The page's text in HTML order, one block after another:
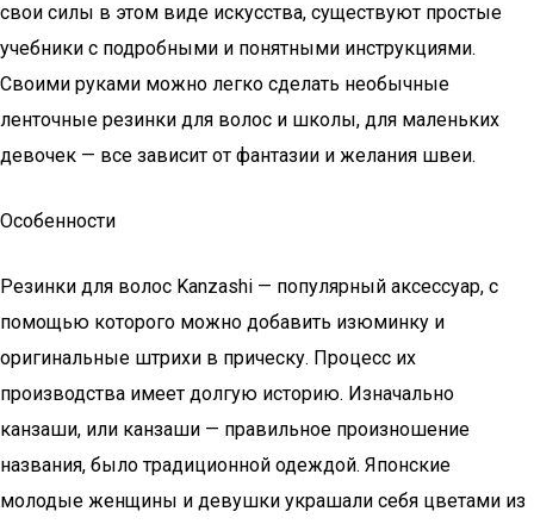
свои силы в этом виде искусства, существуют простые
учебники с подробными и понятными инструкциями.
Своими руками можно легко сделать необычные
ленточные резинки для волос и школы, для маленьких
девочек — все зависит от фантазии и желания швеи.
Особенности
Резинки для волос Kanzashi — популярный аксессуар, с
помощью которого можно добавить изюминку и
оригинальные штрихи в прическу. Процесс их
производства имеет долгую историю. Изначально
канзаши, или канзаши — правильное произношение
названия, было традиционной одеждой. Японские
молодые женщины и девушки украшали себя цветами из